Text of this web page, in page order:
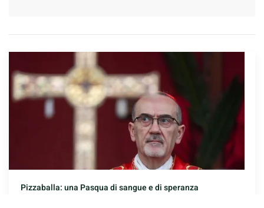
Pizzaballa: una Pasqua di sangue e di speranza